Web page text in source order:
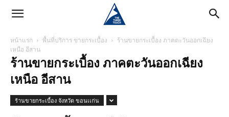
หน้าแรก พื้นที่บริการ ขายกระเบื้อง
ร้านขายกระเบื้อง ภาคตะวันออกเฉียง
เหนือ อีสาน
ร้านขายกระเบื้อง ภาคตะวันออกเฉียง
เหนือ อีสาน
ร้านขายกระเบื้อง จังหวัด ขอนเเก่น